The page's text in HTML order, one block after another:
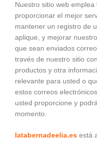
Nuestro sitio web
proporcionar el mejor
mantener un registro de
aplique, y mejorar
que sean enviados
través de nuestro sitio
productos y otra
relevante para usted o
estos correos
usted proporcione y
momento.
latabernadeelia.es está